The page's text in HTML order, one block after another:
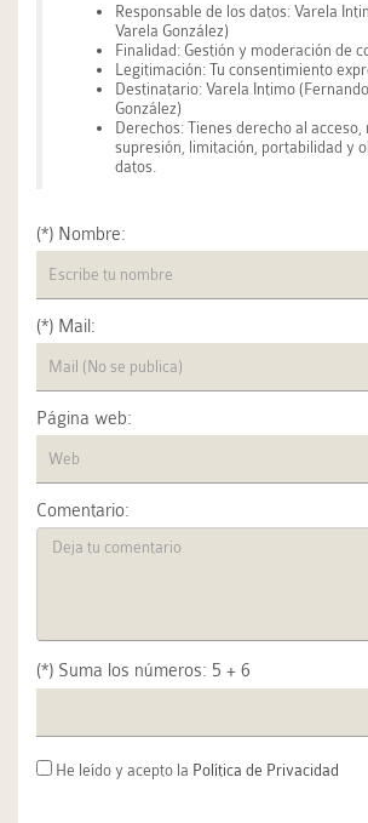
Responsable de los datos: Varela
Varela González)
Finalidad: Gestión y moderación de
Legitimación: Tu consentimiento
Destinatario: Varela Intimo
González)
Derechos: Tienes derecho al acceso,
supresión, limitación, portabilidad y
datos.
(*) Nombre:
(*) Mail:
Página web:
Comentario:
(*) Suma los números: 5 + 6
He leído y acepto la Política de Privacidad